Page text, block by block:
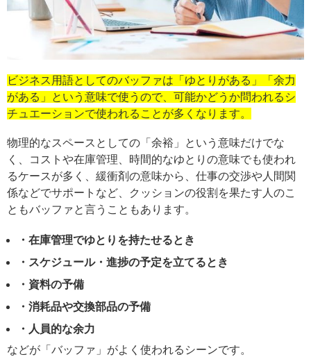
ビジネス用語としてのバッファは「ゆとりがある」「余力
がある」という意味で使うので、可能かどうか問われるシ
チュエーションで使われることが多くなります。
物理的なスペースとしての「余裕」という意味だけでな
く、コストや在庫管理、時間的なゆとりの意味でも使われ
るケースが多く、緩衝剤の意味から、仕事の交渉や人間関
係などでサポートなど、クッションの役割を果たす人のこ
ともバッファと言うこともあります。
・在庫管理でゆとりを持たせるとき
・スケジュール・進捗の予定を立てるとき
・資料の予備
・消耗品や交換部品の予備
・人員的な余力
などが「バッファ」がよく使われるシーンです。